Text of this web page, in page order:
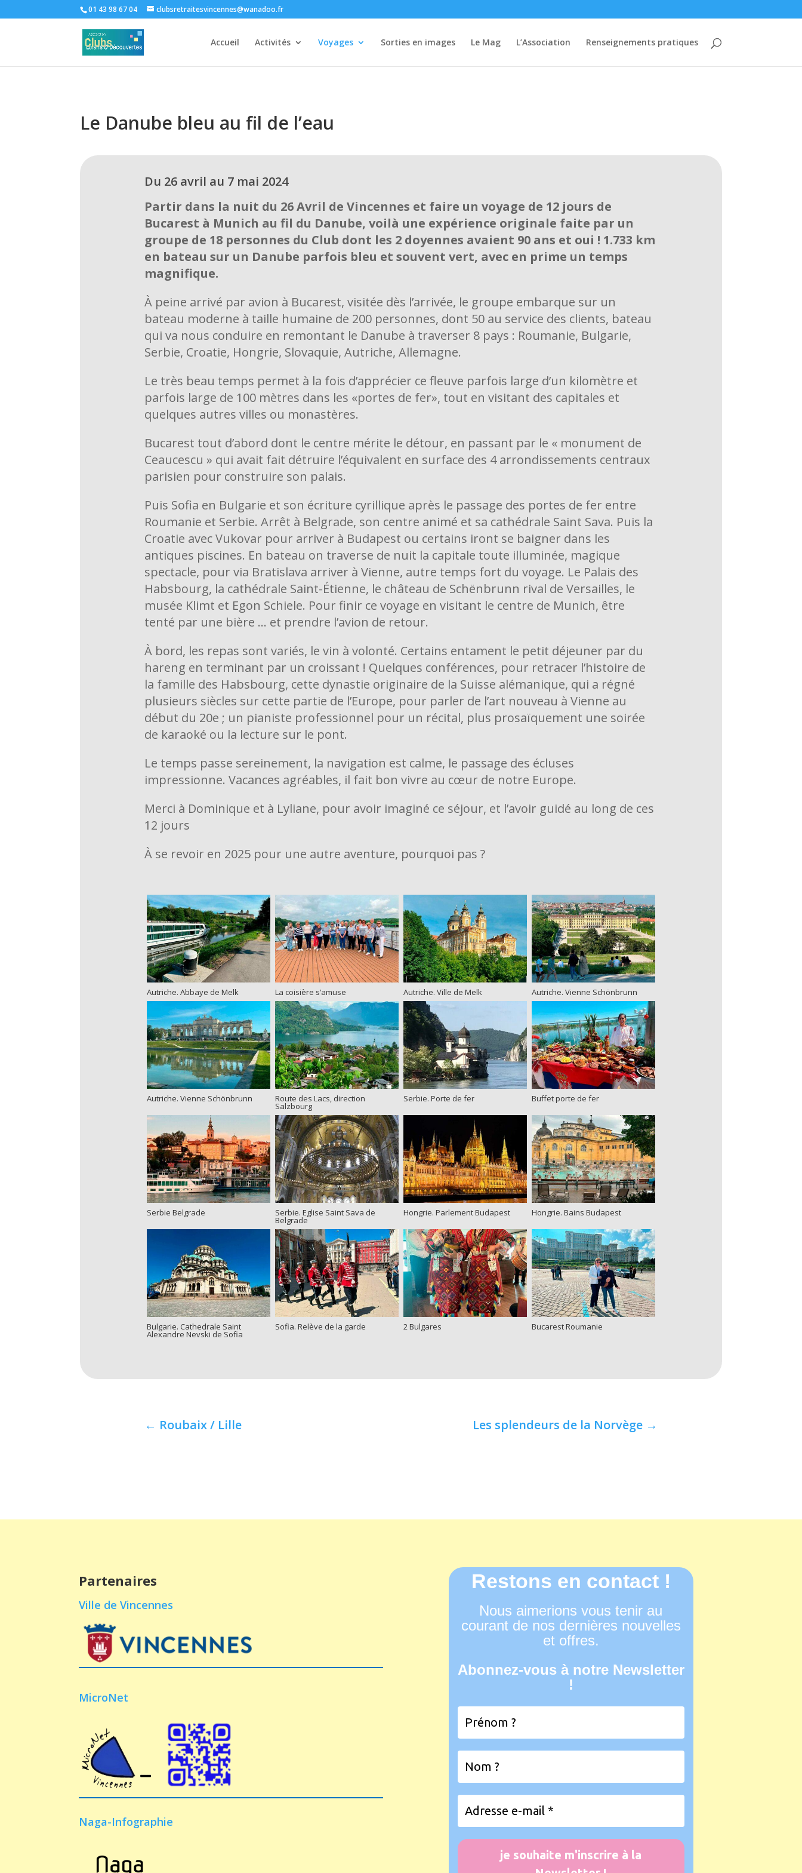
01 43 98 67 04 clubsretraitesvincennes@wanadoo.fr
Accueil Activités Voyages Sorties en images Le Mag L’Association Renseignements pratiques
Le Danube bleu au fil de l’eau
Du 26 avril au 7 mai 2024
Partir dans la nuit du 26 Avril de Vincennes et faire un voyage de 12 jours de
Bucarest à Munich au fil du Danube, voilà une expérience originale faite par un
groupe de 18 personnes du Club dont les 2 doyennes avaient 90 ans et oui ! 1.733 km
en bateau sur un Danube parfois bleu et souvent vert, avec en prime un temps
magnifique.
À peine arrivé par avion à Bucarest, visitée dès l’arrivée, le groupe embarque sur un
bateau moderne à taille humaine de 200 personnes, dont 50 au service des clients, bateau
qui va nous conduire en remontant le Danube à traverser 8 pays : Roumanie, Bulgarie,
Serbie, Croatie, Hongrie, Slovaquie, Autriche, Allemagne.
Le très beau temps permet à la fois d’apprécier ce fleuve parfois large d’un kilomètre et
parfois large de 100 mètres dans les «portes de fer», tout en visitant des capitales et
quelques autres villes ou monastères.
Bucarest tout d’abord dont le centre mérite le détour, en passant par le « monument de
Ceaucescu » qui avait fait détruire l’équivalent en surface des 4 arrondissements centraux
parisien pour construire son palais.
Puis Sofia en Bulgarie et son écriture cyrillique après le passage des portes de fer entre
Roumanie et Serbie. Arrêt à Belgrade, son centre animé et sa cathédrale Saint Sava. Puis la
Croatie avec Vukovar pour arriver à Budapest ou certains iront se baigner dans les
antiques piscines. En bateau on traverse de nuit la capitale toute illuminée, magique
spectacle, pour via Bratislava arriver à Vienne, autre temps fort du voyage. Le Palais des
Habsbourg, la cathédrale Saint-Étienne, le château de Schënbrunn rival de Versailles, le
musée Klimt et Egon Schiele. Pour finir ce voyage en visitant le centre de Munich, être
tenté par une bière … et prendre l’avion de retour.
À bord, les repas sont variés, le vin à volonté. Certains entament le petit déjeuner par du
hareng en terminant par un croissant ! Quelques conférences, pour retracer l’histoire de
la famille des Habsbourg, cette dynastie originaire de la Suisse alémanique, qui a régné
plusieurs siècles sur cette partie de l’Europe, pour parler de l’art nouveau à Vienne au
début du 20e ; un pianiste professionnel pour un récital, plus prosaïquement une soirée
de karaoké ou la lecture sur le pont.
Le temps passe sereinement, la navigation est calme, le passage des écluses
impressionne. Vacances agréables, il fait bon vivre au cœur de notre Europe.
Merci à Dominique et à Lyliane, pour avoir imaginé ce séjour, et l’avoir guidé au long de ces
12 jours
À se revoir en 2025 pour une autre aventure, pourquoi pas ?
Autriche. Abbaye de Melk La coisière s’amuse Autriche. Ville de Melk Autriche. Vienne Schönbrunn
Autriche. Vienne Schönbrunn Route des Lacs, direction
Salzbourg
Serbie. Porte de fer Buffet porte de fer
Serbie Belgrade Serbie. Eglise Saint Sava de
Belgrade
Hongrie. Parlement Budapest Hongrie. Bains Budapest
Bulgarie. Cathedrale Saint
Alexandre Nevski de Sofia
Sofia. Relève de la garde 2 Bulgares Bucarest Roumanie
← Roubaix / Lille Les splendeurs de la Norvège →
Partenaires
Ville de Vincennes
MicroNet
Naga-Infographie
Restons en contact !
Nous aimerions vous tenir au
courant de nos dernières nouvelles
et offres.
Abonnez-vous à notre Newsletter
!